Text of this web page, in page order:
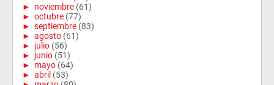
► noviembre (61)
► octubre (77)
► septiembre (83)
► agosto (61)
► julio (56)
► junio (51)
► mayo (64)
► abril (53)